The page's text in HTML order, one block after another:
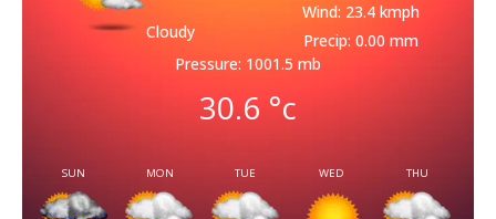
Cloudy
Wind: 23.4 kmph
Precip: 0.00 mm
Pressure: 1001.5 mb
30.6 °c
SUN MON TUE WED THU